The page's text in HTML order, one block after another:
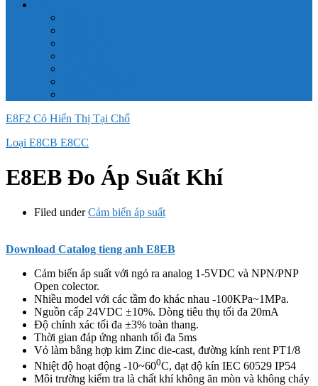
E8F2 Có Hiển Thị Tại Chổ
Loại E8CB E8CC
E8EB Đo Áp Suất Khí
Filed underCảm biến áp suất
Download Catalog tieng anh E8EB
Cảm biến áp suất với ngỏ ra analog 1-5VDC và NPN/PNP
Open colector.
Nhiều model với các tầm đo khác nhau -100KPa~1MPa.
Nguồn cấp 24VDC ±10%. Dòng tiêu thụ tối đa 20mA
Độ chính xác tối đa ±3% toàn thang.
Thời gian đáp ứng nhanh tối đa 5ms
Vỏ làm bằng hợp kim Zinc die-cast, đường kính rent PT1/8
Nhiệt độ hoạt động -10~600C, đạt độ kín IEC 60529 IP54
Môi trường kiểm tra là chất khí không ăn mòn và không cháy